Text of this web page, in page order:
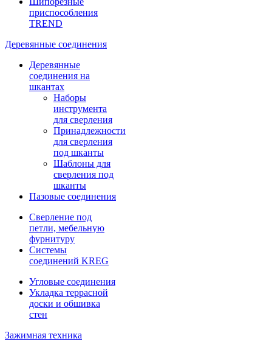
приспособления
TREND
Деревянные соединения
Деревянные
соединения на
шкантах
Наборы
инструмента
для сверления
Принадлежности
для сверления
под шканты
Шаблоны для
сверления под
шканты
Пазовые соединения
Сверление под
петли, мебельную
фурнитуру
Системы
соединений KREG
Угловые соединения
Укладка террасной
доски и обшивка
стен
Зажимная техника